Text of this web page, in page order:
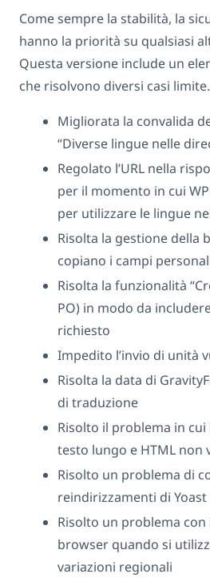
Come sempre la stabilità, la
hanno la priorità su qualsiasi
Questa versione include un
che risolvono diversi casi limite.
Migliorata la convalida
“Diverse lingue nelle
Regolato l’URL nella
per il momento in cui
per utilizzare le lingue
Risolta la gestione della
copiano i campi
Risolta la funzionalità
PO) in modo da
richiesto
Impedito l’invio di unità
Risolta la data di
di traduzione
Risolto il problema in
testo lungo e HTML non
Risolto un problema di
reindirizzamenti di Yoast
Risolto un problema
browser quando si
variazioni regionali